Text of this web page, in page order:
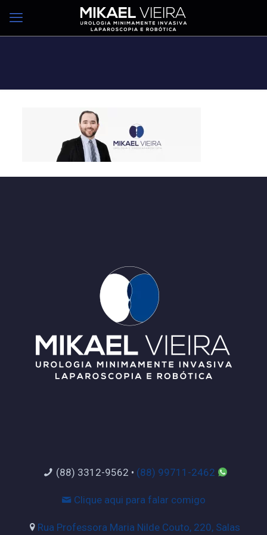
(88) 3312-9562 • (88) 99711-2462
Clique aqui para falar comigo
Rua Professora Maria Nilde Couto, 220, Salas